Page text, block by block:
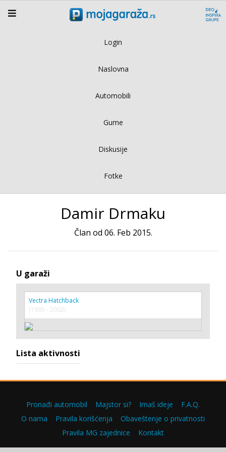
Login
Naslovna
Automobili
Gume
Diskusije
Fotke
Damir Drmaku
Član od 06. Feb 2015.
U garaži
Vectra Hatchback
(1995 - 2002)
Lista aktivnosti
Pronađi automobil Majstor si? Imaš ideje
F.A.Q.
O nama
Pravila korišćenja
Obaveštenje o privatnosti
Pravila MG zajednice
Kontakt